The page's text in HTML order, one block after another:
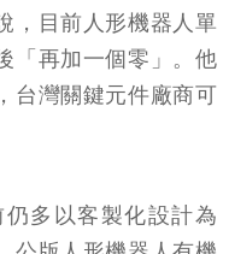
，目前人形機器人單
「再加一個零」。他
台灣關鍵元件廠商可
多以客製化設計為